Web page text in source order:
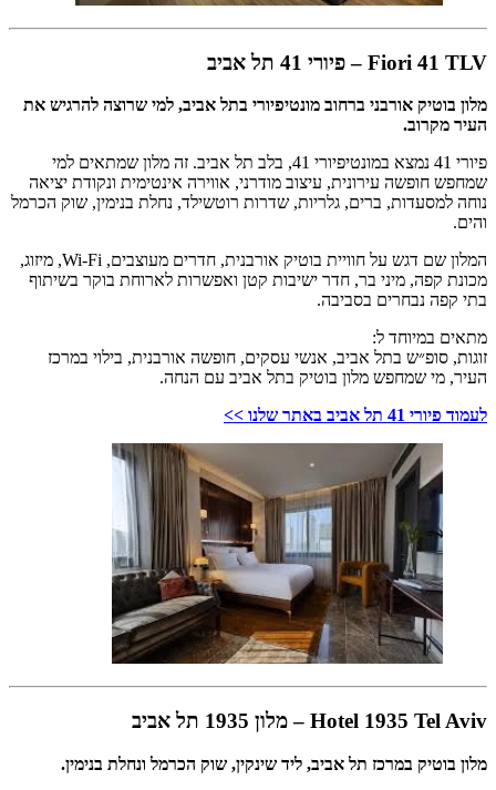
Fiori 41 TLV – פיורי 41 תל אביב
מלון בוטיק אורבני ברחוב מונטיפיורי בתל אביב, למי שרוצה להרגיש את
העיר מקרוב.
פיורי 41 נמצא במונטיפיורי 41, בלב תל אביב. זה מלון שמתאים למי
שמחפש חופשה עירונית, עיצוב מודרני, אווירה אינטימית ונקודת יציאה
נוחה למסעדות, ברים, גלריות, שדרות רוטשילד, נחלת בנימין, שוק הכרמל
והים.
המלון שם דגש על חוויית בוטיק אורבנית, חדרים מעוצבים, Wi-Fi, מיזוג,
מכונת קפה, מיני בר, חדר ישיבות קטן ואפשרות לארוחת בוקר בשיתוף
בתי קפה נבחרים בסביבה.
מתאים במיוחד ל:
זוגות, סופ״ש בתל אביב, אנשי עסקים, חופשה אורבנית, בילוי במרכז
העיר, מי שמחפש מלון בוטיק בתל אביב עם הנחה.
לעמוד פיורי 41 תל אביב באתר שלנו >>
Hotel 1935 Tel Aviv – מלון 1935 תל אביב
מלון בוטיק במרכז תל אביב, ליד שינקין, שוק הכרמל ונחלת בנימין.